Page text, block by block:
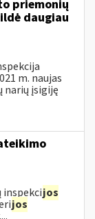
priemonių
daugiau
m. naujas
narių įsigiję
jos
jos